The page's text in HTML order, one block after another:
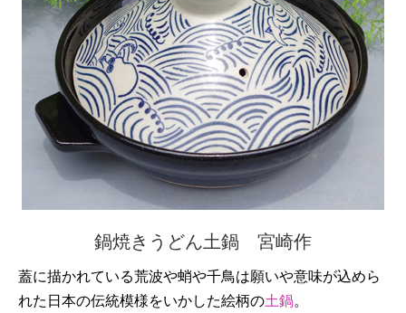
鍋焼きうどん土鍋 宮崎作
蓋に描かれている荒波や蛸や千鳥は願いや意味が込めら
れた日本の伝統模様をいかした絵柄の土鍋。